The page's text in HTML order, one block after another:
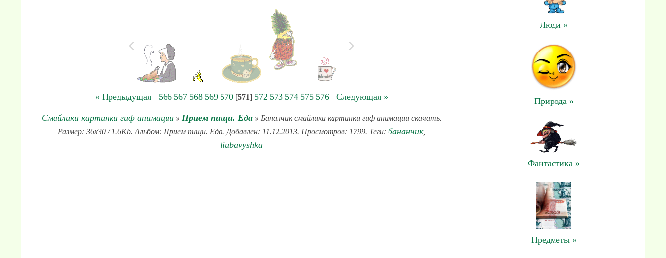
« Предыдущая| 566 567 568 569 570[571] 572 573 574 575 576| Следующая »
Смайлики картинки гиф анимации» Прием пищи. Еда» Бананчик смайлики картинки гиф анимации скачать.
Размер: 36x30 / 1.6Kb. Альбом: Прием пищи. Еда. Добавлен: 11.12.2013. Просмотров: 1799. Теги: бананчик,
liubavyshka
Люди »
Природа »
Фантастика »
Предметы »